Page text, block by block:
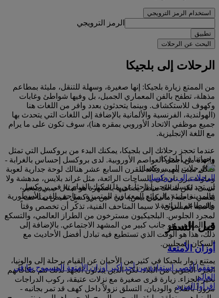
استخدام الرمز الترويجي
الرمز الترويجي
تطبيق
البحث عن الرحلات
الرحلات إلى بلجيكا
من الممتع زيارة بلجيكا: إنها صغيرة، وسهلة للتنقل، مليئة بمطاعم
مذهلة، تطفح بالفن المعماري الجميل، بل وفيها شواطئ وغابات
وكهوف للاستكشاف. وبينما يتحدثون بعدد وافر من اللغات هنا
(الهولندية، الفرنسية والألمانية بالإضافة إلى اللغات التي يتحدث بها
جميع موظفي الاتحاد الأوروبي بمقره هنا)، سوف تكون على ما يرام
مع اللغة الإنجليزية.
عندما تحجز رحلاتك إلى بلجيكا، يمكنك البدء من بروكسل التي تمثل
واحدة من أجمل العواصم الأوروبية. لدى بروكسل إحساس بالغرابة -
فلكل مبنى مهيب عائد للقرن السابع عشر هنالك لوحة جدارية لعوبة
وملونة تبرز تان تان. الساحات الرائعة، مثل غراند بلايس، مدهشة ولا
تنسى، لكن هنالك منظر يضاهيها بالشهرة هو تمثال صبي صغير
يقضي حاجته (مانيكين بيس). في حين بروكسل تفيض بمتاحف
عالمية المستوى، لا سيما المتاحف الفنية، تذكّر أن تخصص وقتاً
لمجرد الجلوس. البلجيكيون مسترخون من الطراز العالمي، والتسكع
في المقاهي هو جانب كبير من المشهد الاجتماعي. بالإضافة إلى
ذلك، هذا هو الوقت الذي تستطيع فيه تبادل أفضل الأحاديث مع
السكان المحليين.
يمتنع زوار بلجيكا في كثير من الأحيان عن القيام برحلة إلى والونيا،
الجزء الجنوبي من البلاد. لكن الذين يبذلون الجهد لذلك تتم مكافأتهم
بخير الجزاء. زيارة قرى صغيرة مع نزلات عتيقة، ركوب الدراجات
مروراً بالقلاع والوديان، التسلق نزولاً داخل كهف قد تمر بجانبه -
وجهاتنا في بلجيكا
الرحلات إلى بروكسل
لن تجد نفسك متحيراً باحثاً عن ما يمكنك القيام به في بروكسل،
فالمدينة مليئة بالروائع المعمارية المتميزة، متاحف الفن الأسطورية
والمطاعم الرائعة.
قبل السفر
أوزان الأمتعة
حققوا أقصى استفادة من أحد أكبر أوزان الأمتعة المسموح بها في
العالم
اقرأوا المزيد